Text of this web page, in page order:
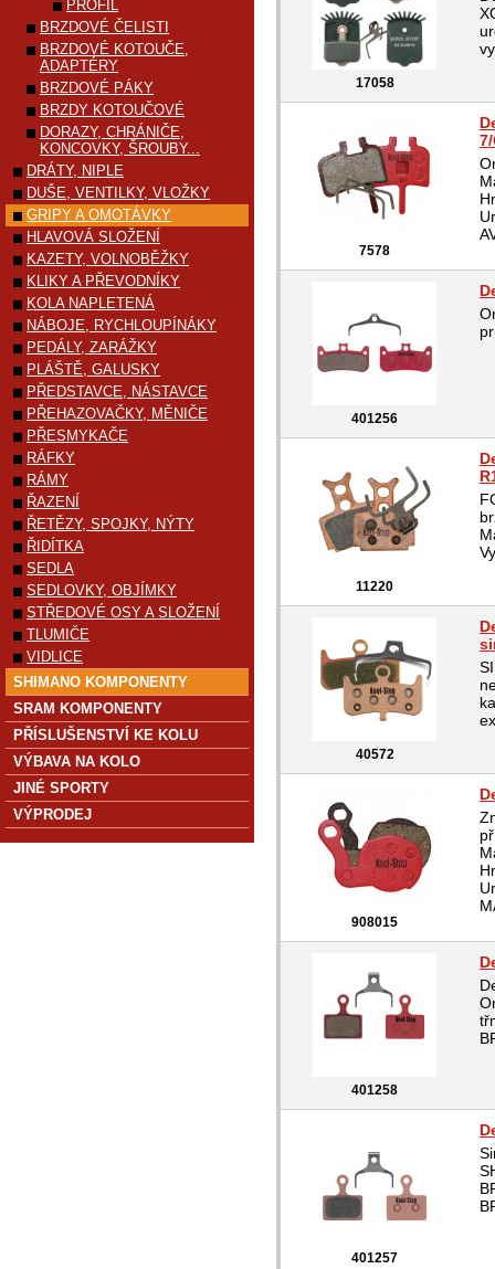
17058
7578
401256
11220
40572
908015
401258
401257
PROFIL
BRZDOVÉ ČELISTI
BRZDOVÉ KOTOUČE,
ADAPTÉRY
BRZDOVÉ PÁKY
BRZDY KOTOUČOVÉ
DORAZY, CHRÁNIČE,
KONCOVKY, ŠROUBY...
DRÁTY, NIPLE
DUŠE, VENTILKY, VLOŽKY
GRIPY A OMOTÁVKY
HLAVOVÁ SLOŽENÍ
KAZETY, VOLNOBĚŽKY
KLIKY A PŘEVODNÍKY
KOLA NAPLETENÁ
NÁBOJE, RYCHLOUPÍNÁKY
PEDÁLY, ZARÁŽKY
PLÁŠTĚ, GALUSKY
PŘEDSTAVCE, NÁSTAVCE
PŘEHAZOVAČKY, MĚNIČE
PŘESMYKAČE
RÁFKY
RÁMY
ŘAZENÍ
ŘETĚZY, SPOJKY, NÝTY
ŘIDÍTKA
SEDLA
SEDLOVKY, OBJÍMKY
STŘEDOVÉ OSY A SLOŽENÍ
TLUMIČE
VIDLICE
SHIMANO KOMPONENTY
SRAM KOMPONENTY
PŘÍSLUŠENSTVÍ KE KOLU
VÝBAVA NA KOLO
JINÉ SPORTY
VÝPRODEJ